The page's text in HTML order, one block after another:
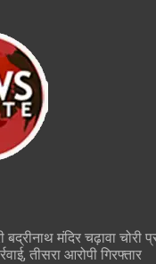
बद्रीनाथ मंदिर चढ़ावा
तीसरा आरोपी गिरफ्तार